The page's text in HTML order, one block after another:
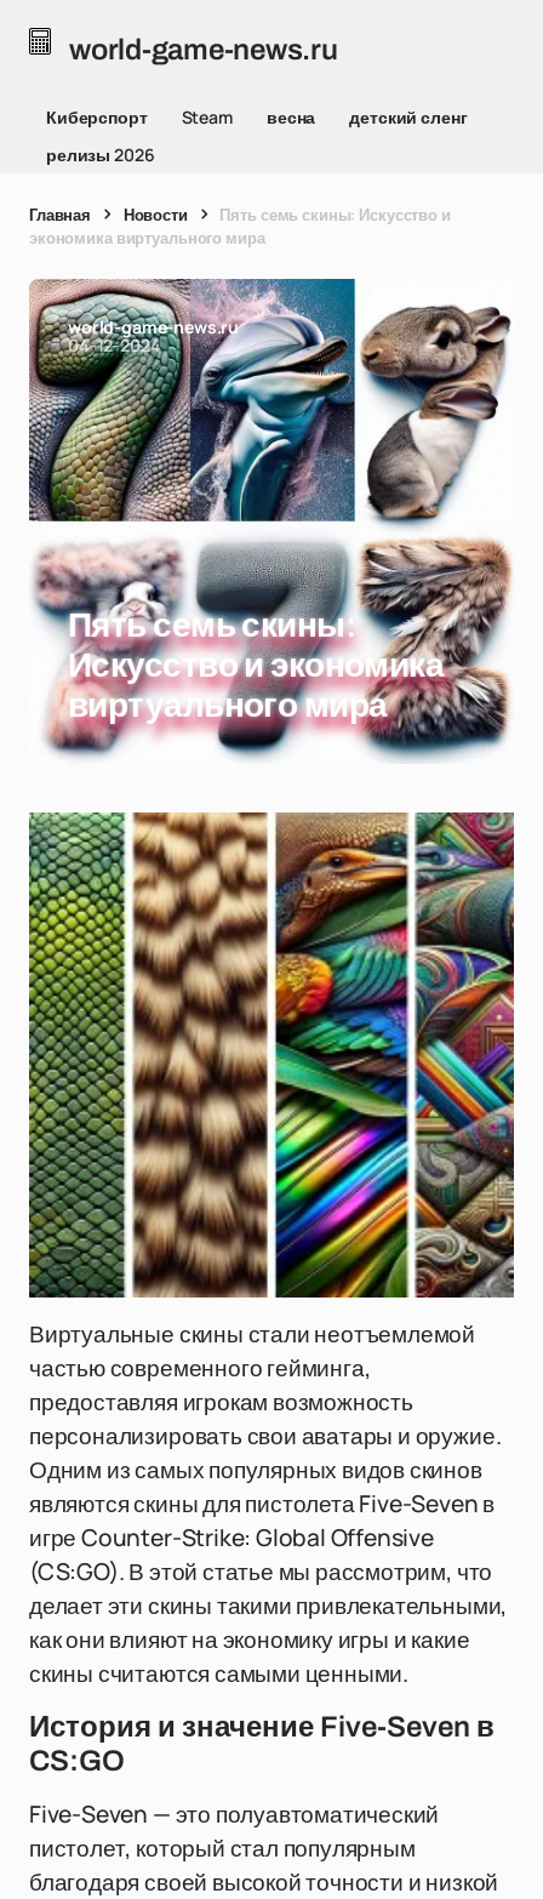
world-game-news.ru
Киберспорт Steam весна
детский сленг
релизы 2026
Главная Новости
Пять семь скины: Искусство и
экономика виртуального мира
world-game-news.ru
04-12-2024
Пять семь скины:
Искусство и экономика
виртуального мира
Виртуальные скины стали неотъемлемой
частью современного гейминга,
предоставляя игрокам возможность
персонализировать свои аватары и оружие.
Одним из самых популярных видов скинов
являются скины для пистолета Five-Seven в
игре Counter-Strike: Global Offensive
(CS:GO). В этой статье мы рассмотрим, что
делает эти скины такими привлекательными,
как они влияют на экономику игры и какие
скины считаются самыми ценными.
История и значение Five-Seven в
CS:GO
Five-Seven — это полуавтоматический
пистолет, который стал популярным
благодаря своей высокой точности и низкой